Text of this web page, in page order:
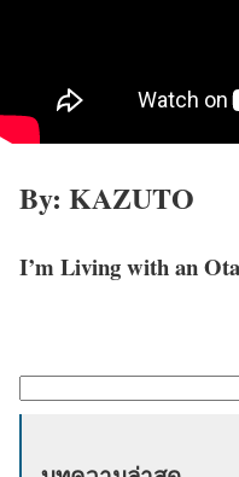
By: KAZUTO
I’m Living with an
ค้
น